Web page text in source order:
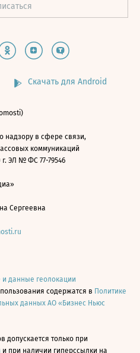
Скачать для Android
надзору в сфере связи,
коммуникаций
ЭЛ № ФС 77-79546
Сергеевна
и данные геолокации
содержатся в Политике
данных АО «Бизнес Ньюс
допускается только при
и при наличии гиперссылки на